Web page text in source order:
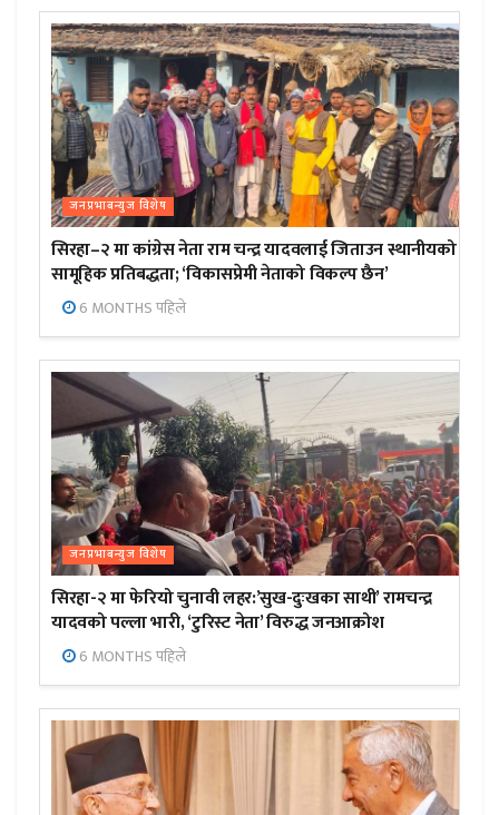
जनप्रभाबन्युज विशेष
सिरहा–२ मा कांग्रेस नेता राम चन्द्र यादवलाई जिताउन स्थानीयको
सामूहिक प्रतिबद्धता; ‘विकासप्रेमी नेताको विकल्प छैन’
6 MONTHS पहिले
जनप्रभाबन्युज विशेष
सिरहा-२ मा फेरियो चुनावी लहर:’सुख-दुःखका साथी’ रामचन्द्र
यादवको पल्ला भारी, ‘टुरिस्ट नेता’ विरुद्ध जनआक्रोश
6 MONTHS पहिले